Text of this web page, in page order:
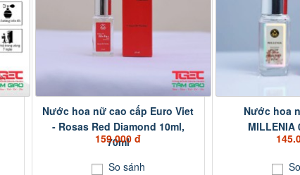
Nước hoa nữ cao cấp Euro Viet
- Rosas Red Diamond 10ml,
70ml
159.000 đ
So sánh
Nước hoa
MILLENIA